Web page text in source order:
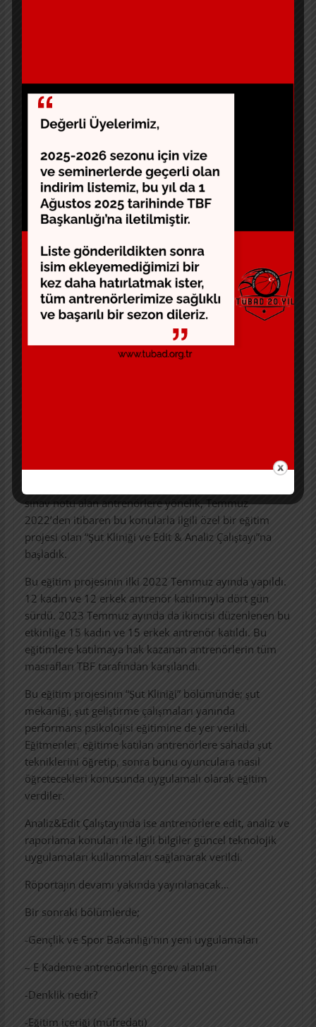
basketbol medyasını zaman zaman eğitimlerimize
davet ediyoruz. Neden olmasın, ilk fırsatta misafirim
olun lütfen. Buradan basketbol medyası emekçilerine
benim ile iletişime geçebilirsiniz. İlk kahveniz benden
Antrenörlükte uzmanlık konuları ile ilgili konuları az
önce kısa bir giriş yaptım. Şut ve Edit/Analiz konuları
2018’den itibaren C ve D kademelerine geçiş
sınav notu alan antrenörlere yönelik, Temmuz
2022’den itibaren bu konularla ilgili özel bir eğitim
projesi olan “Şut Kliniği ve Edit & Analiz Çalıştayı”na
başladık.
Bu eğitim projesinin ilki 2022 Temmuz ayında yapıldı.
12 kadın ve 12 erkek antrenör katılımıyla dört gün
sürdü. 2023 Temmuz ayında da ikincisi düzenlenen bu
etkinliğe 15 kadın ve 15 erkek antrenör katıldı. Bu
eğitimlere katılmaya hak kazanan antrenörlerin tüm
masrafları TBF tarafından karşılandı.
Bu eğitim projesinin “Şut Kliniği” bölümünde; şut
mekaniği, şut geliştirme çalışmaları yanında
performans psikolojisi eğitimine de yer verildi.
Eğitmenler, eğitime katılan antrenörlere sahada şut
tekniklerini öğretip, sonra bunu oyunculara nasıl
öğretecekleri konusunda uygulamalı olarak eğitim
verdiler.
Analiz&Edit Çalıştayında ise antrenörlere edit, analiz ve
raporlama konuları ile ilgili bilgiler güncel teknolojik
uygulamaları kullanmaları sağlanarak verildi.
Röportajın devamı yakında yayınlanacak…
Bir sonraki bölümlerde;
-Gençlik ve Spor Bakanlığı’nın yeni uygulamaları
– E Kademe antrenörlerin görev alanları
-Denklik nedir?
-Eğitim içeriği (müfredatı)